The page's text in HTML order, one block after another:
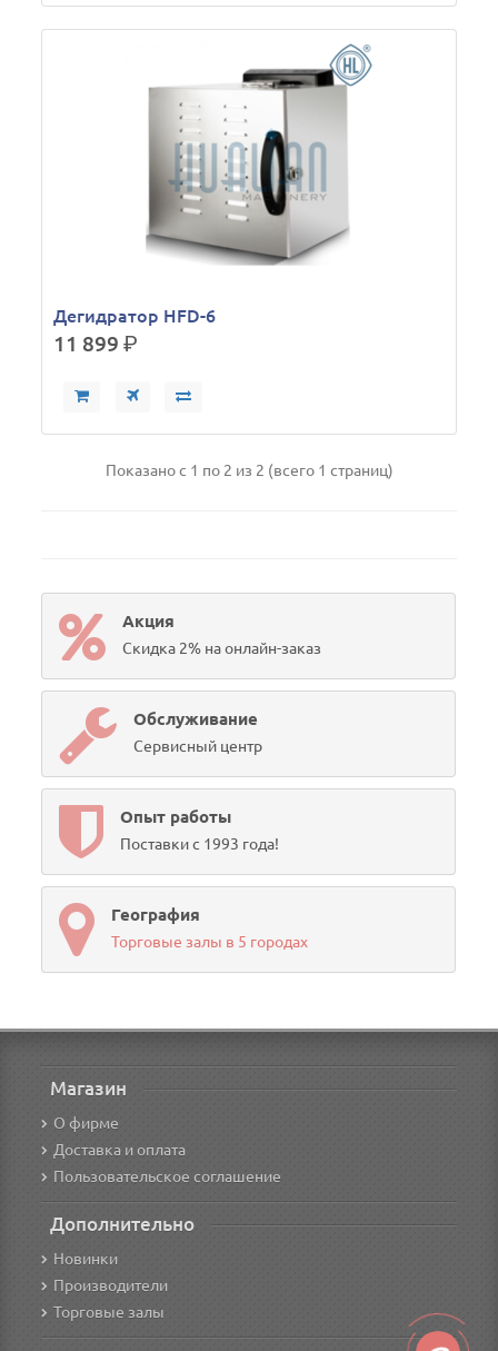
Дегидратор HFD-6
11 899р.
Показано с 1 по 2 из 2 (всего 1 страниц)
Акция
Скидка 2% на онлайн-заказ
Обслуживание
Сервисный центр
Опыт работы
Поставки с 1993 года!
География
Торговые залы в 5 городах
Магазин
О фирме
Доставка и оплата
Пользовательское соглашение
Дополнительно
Новинки
Производители
Торговые залы